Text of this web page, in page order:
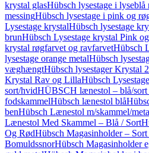
krystal glasHübsch lysestage i lyseblå
messingHübsch lysestage i pink og
Lysestage krystalHübsch lysestage
brunHübsch Lysestage krystal Pink
krystal røgfarvet og ravfarvetHübsch
lysestage orange metalHübsch
væghængtHübsch lysestager Krystal
Krystal Rav og LillaHübsch
sort/hvidHÜBSCH lænestol – blå/
fodskammelHübsch lænestol blå
benHübsch Lænestol m/skammel/
Lænestol Med Skammel – Blå / Sort
Og RødHübsch Magasinholder –
BomuldssnorHübsch Magasinholder